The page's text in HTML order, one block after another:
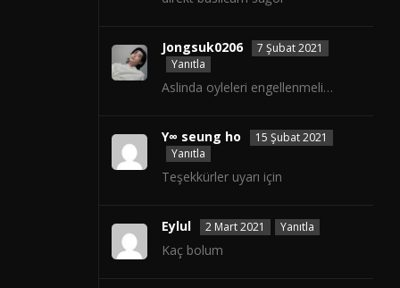
Jongsuk0206
7 Şubat 2021
Yanıtla
Aslinda oyleleri engellenmeli…
Y∞ seung ho
15 Şubat 2021
Yanıtla
Teşekkürler uyarı için
Eylul 2 Mart 2021 Yanıtla
Kaç bolum